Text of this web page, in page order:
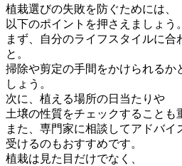
植栽選びの失敗を防ぐためには、
以下のポイントを押さえましょう。
まず、自分のライフスタイルに合
と。
掃除や剪定の手間をかけられるか
しょう。
次に、植える場所の日当たりや
土壌の性質をチェックすることも
また、専門家に相談してアドバイ
受けるのもおすすめです。
植栽は見た目だけでなく、